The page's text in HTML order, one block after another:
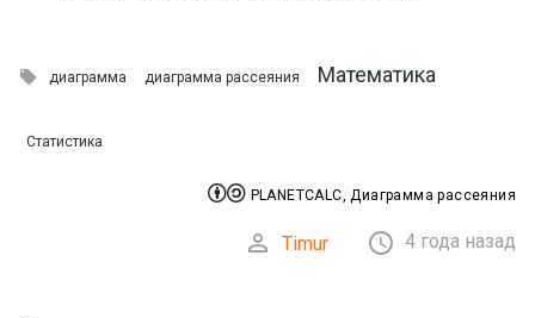
 диаграмма диаграмма рассеяния Математика
Статистика
 PLANETCALC, Диаграмма рассеяния
 Timur  4 года назад